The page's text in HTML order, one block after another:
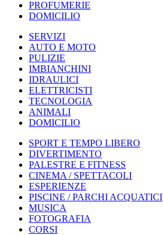
PROFUMERIE
DOMICILIO
SERVIZI
AUTO E MOTO
PULIZIE
IMBIANCHINI
IDRAULICI
ELETTRICISTI
TECNOLOGIA
ANIMALI
DOMICILIO
SPORT E TEMPO LIBERO
DIVERTIMENTO
PALESTRE E FITNESS
CINEMA / SPETTACOLI
ESPERIENZE
PISCINE / PARCHI ACQUATICI
MUSICA
FOTOGRAFIA
CORSI